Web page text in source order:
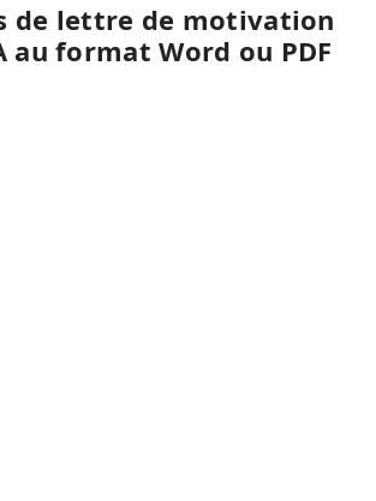
de lettre de motivation
au format Word ou PDF